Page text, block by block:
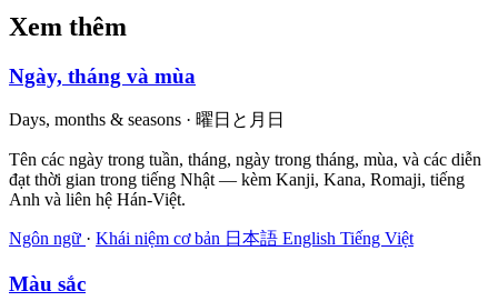
Xem thêm
Ngày, tháng và mùa
Days, months & seasons · 曜日と月日
Tên các ngày trong tuần, tháng, ngày trong tháng, mùa, và các diễn
đạt thời gian trong tiếng Nhật — kèm Kanji, Kana, Romaji, tiếng
Anh và liên hệ Hán-Việt.
Ngôn ngữ · Khái niệm cơ bản 日本語 English Tiếng Việt
Màu sắc